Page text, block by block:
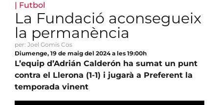
| Futbol
La Fundació aconsegueix
la permanència
per: Joel Gomis Cos
Diumenge, 19 de maig del 2024 a les 19:00h
L’equip d’Adrián Calderón ha sumat un punt
contra el Llerona (1-1) i jugarà a Preferent la
temporada vinent